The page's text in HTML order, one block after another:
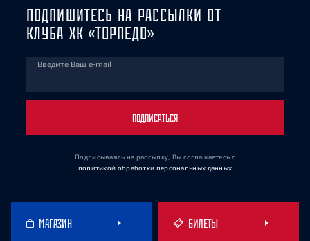
ПОДПИШИТЕСЬ НА РАССЫЛКИ ОТ
КЛУБА ХК «ТОРПЕДО»
Введите Ваш e-mail
ПОДПИСАТЬСЯ
Подписываясь на рассылку, Вы соглашаетесь с
политикой обработки персональных данных
МАГАЗИН БИЛЕТЫ